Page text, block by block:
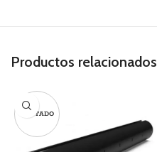
Productos relacionados
AGOTADO